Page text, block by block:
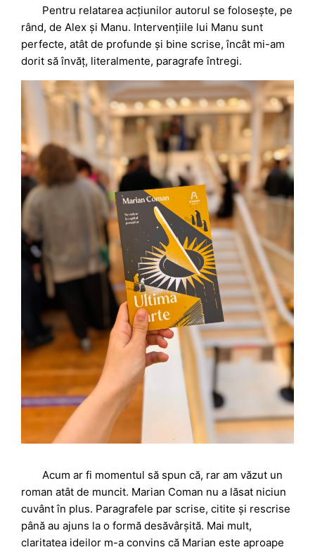
Pentru relatarea acțiunilor autorul se folosește, pe
rând, de Alex și Manu. Intervențiile lui Manu sunt
perfecte, atât de profunde și bine scrise, încât mi-am
dorit să învăț, literalmente, paragrafe întregi.
Acum ar fi momentul să spun că, rar am văzut un
roman atât de muncit. Marian Coman nu a lăsat niciun
cuvânt în plus. Paragrafele par scrise, citite și rescrise
până au ajuns la o formă desăvârșită. Mai mult,
claritatea ideilor m-a convins că Marian este aproape